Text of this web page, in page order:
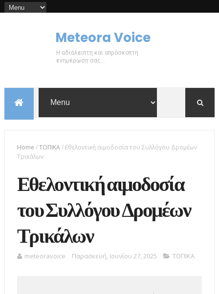
Meteora Voice
Η αδιάλειπτη και απρόσκοπτη
ενημέρωση σας...
Home /ΤΟΠΙΚΑ/ Εθελοντική αιμοδοσία του Συλλόγου Δρομέων
Τρικάλων
Εθελοντική αιμοδοσία
του Συλλόγου Δρομέων
Τρικάλων
meteoravoice Παρασκευή, Ιουνίου 27, 2025 ΤΟΠΙΚΑ